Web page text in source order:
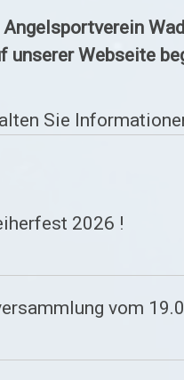
unserer Webseite
Sie
2026 !
vom